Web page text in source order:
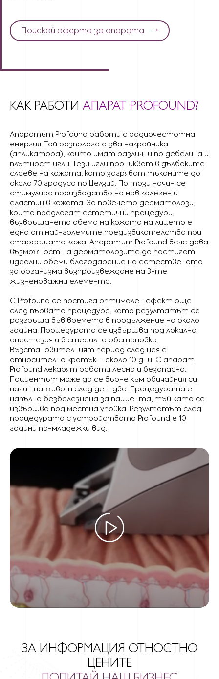
Поискай оферта за апарата
КАК РАБОТИ АПАРАТ PROFOUND?
Апаратът Profound работи с радиочестотна
енергия. Той разполага с два накрайника
(апликатора), които имат различни по дебелина и
плътност игли. Тези игли проникват в дълбоките
слоеве на кожата, като загряват тъканите до
около 70 градуса по Целзий. По този начин се
стимулира производство на нов колеген и
еластин в кожата. За повечето дерматолози,
които предлагат естетични процедури,
възвръщането обемa на кожата на лицето е
едно от най-големите предизвикателства при
стареещата кожа. Апаратът Profound вече дава
възможност на дерматолозите да постигат
идеални обеми благодарение на естественото
за организма възпроизвеждане на 3-те
жизненоважни елемента.
С Profound се постига оптимален ефект още
след първата процедура, като резултатът се
разгръща във времето в продължение на около
година. Процедурата се извършва под локална
анестезия и в стерилна обстановка.
Възстановителният период след нея е
относително кратък – около 10 дни. С апарат
Profound лекарят работи лесно и безопасно.
Пациентът може да се върне към обичайния си
начин на живот след ден-два. Процедурата е
напълно безболезнена за пациента, тъй като се
извършва под местна упойка. Резултатът след
процедурата с устройството Profound е 10
години по-младежки вид.
ЗА ИНФОРМАЦИЯ ОТНОСТНО
ЦЕНИТЕ